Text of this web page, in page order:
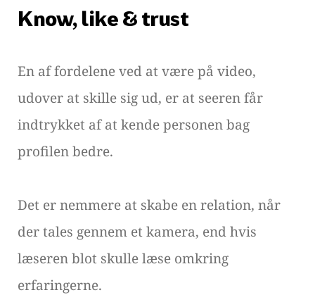
Know, like & trust
En af fordelene ved at være på video,
udover at skille sig ud, er at seeren får
indtrykket af at kende personen bag
profilen bedre.
Det er nemmere at skabe en relation, når
der tales gennem et kamera, end hvis
læseren blot skulle læse omkring
erfaringerne.